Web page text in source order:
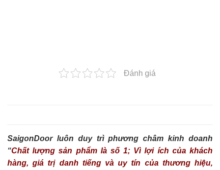
Đánh giá
SaigonDoor luôn duy trì phương châm kinh doanh
“Chất lượng sản phẩm là số 1; Vì lợi ích của khách
hàng, giá trị danh tiếng và uy tín của thương hiệu,